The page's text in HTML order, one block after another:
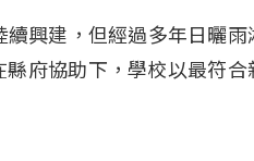
興建，但經過多年日曬雨
府協助下，學校以最符合